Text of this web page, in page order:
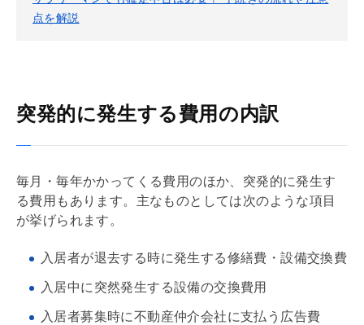
点を解説
突発的に発生する費用の内訳
毎月・毎年かかってくる費用のほか、突発的に発生す
る費用もあります。主なものとしては次のような項目
が挙げられます。
入居者が退去する時に発生する修繕費・設備交換費
入居中に突然発生する設備の交換費用
入居者募集時に不動産仲介会社に支払う広告費